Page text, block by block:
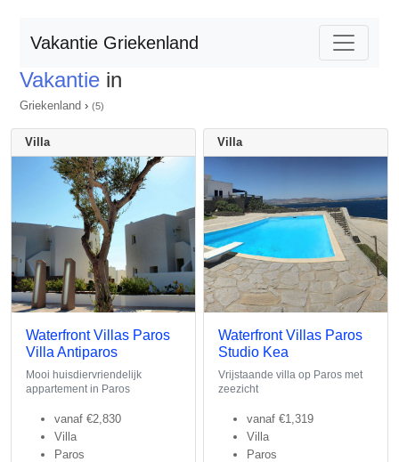
Vakantie Griekenland
Vakantie in
Griekenland › (5)
Villa
Waterfront Villas Paros
Villa Antiparos
Mooi huisdiervriendelijk
appartement in Paros
vanaf €2,830
Villa
Paros
Villa
Waterfront Villas Paros
Studio Kea
Vrijstaande villa op Paros met
zeezicht
vanaf €1,319
Villa
Paros